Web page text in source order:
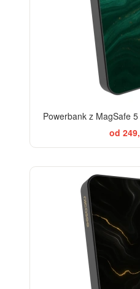
Powerbank z MagSafe
od